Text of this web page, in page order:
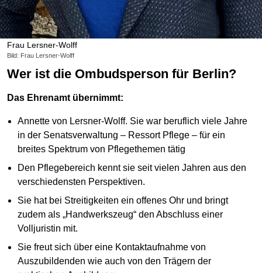
Frau Lersner-Wolff
Bild: Frau Lersner-Wolff
Wer ist die Ombudsperson für Berlin?
Das Ehrenamt übernimmt:
Annette von Lersner-Wolff. Sie war beruflich viele Jahre
in der Senatsverwaltung – Ressort Pflege – für ein
breites Spektrum von Pflegethemen tätig
Den Pflegebereich kennt sie seit vielen Jahren aus den
verschiedensten Perspektiven.
Sie hat bei Streitigkeiten ein offenes Ohr und bringt
zudem als „Handwerkszeug“ den Abschluss einer
Volljuristin mit.
Sie freut sich über eine Kontaktaufnahme von
Auszubildenden wie auch von den Trägern der